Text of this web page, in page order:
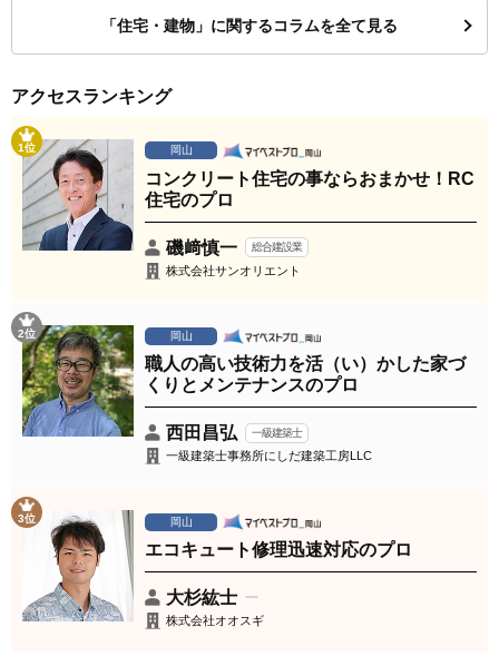
「住宅・建物」に関するコラムを全て見る
アクセスランキング
1位 岡山
コンクリート住宅の事ならおまかせ！RC
住宅のプロ
磯﨑慎一 総合建設業
株式会社サンオリエント
2位 岡山
職人の高い技術力を活（い）かした家づ
くりとメンテナンスのプロ
西田昌弘 一級建築士
一級建築士事務所にしだ建築工房LLC
3位 岡山
エコキュート修理迅速対応のプロ
大杉紘士
株式会社オオスギ